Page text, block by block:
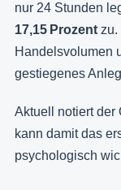
nur 24 Stunden
17,15 Prozent
Handelsvolumen
gestiegenes
Aktuell notiert der
kann damit das
psychologisch